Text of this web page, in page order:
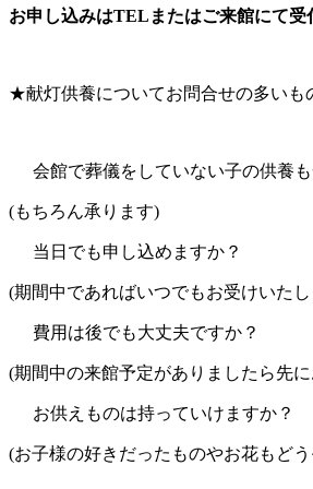
お申し込みはTELまたはご来館にて受
★献灯供養についてお問合せの多いも
会館で葬儀をしていない子の供養
(もちろん承ります)
当日でも申し込めますか？
(期間中であればいつでもお受けいた
費用は後でも大丈夫ですか？
(期間中の来館予定がありましたら先
お供えものは持っていけますか？
(お子様の好きだったものやお花もど